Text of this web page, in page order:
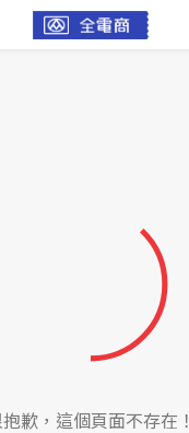
歉，這個頁面不存在！